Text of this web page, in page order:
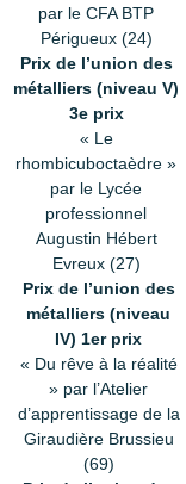
par le CFA BTP
Périgueux (24)
Prix de l’union des
métalliers (niveau V)
3e prix
« Le
rhombicuboctaèdre »
par le Lycée
professionnel
Augustin Hébert
Evreux (27)
Prix de l’union des
métalliers (niveau
IV) 1er prix
« Du rêve à la réalité
» par l’Atelier
d’apprentissage de la
Giraudière Brussieu
(69)